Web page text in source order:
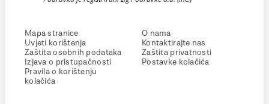
Mapa stranice
Uvjeti korištenja
Zaštita osobnih podataka
Izjava o pristupačnosti
Pravila o korištenju
kolačića
O nama
Kontaktirajte nas
Zaštita privatnosti
Postavke kolačića